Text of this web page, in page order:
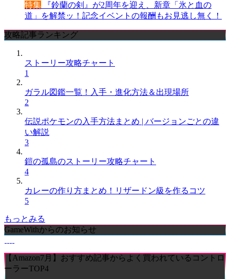
特集 『鈴蘭の剣』が2周年を迎え、新章「氷と血の
道」を解禁ッ！記念イベントの報酬もお見逃し無く！
攻略記事ランキング
ストーリー攻略チャート
1
ガラル図鑑一覧！入手・進化方法＆出現場所
2
伝説ポケモンの入手方法まとめ | バージョンごとの違
い解説
3
鎧の孤島のストーリー攻略チャート
4
カレーの作り方まとめ！リザードン級を作るコツ
5
もっとみる
GameWithからのお知らせ
【Amazon7月】おすすめ記事からよく買われているコントロ
ーラーTOP4